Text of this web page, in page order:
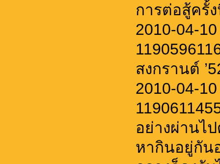
การต่อสู้ครั้
2010-04-
สงกรานต์
2010-04-
อย่างผ่านไ
หากินอยู่กัน